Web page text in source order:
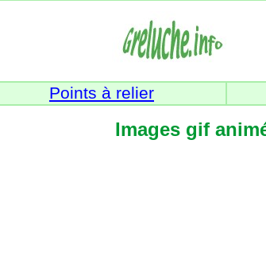
Points à relier
Images gif